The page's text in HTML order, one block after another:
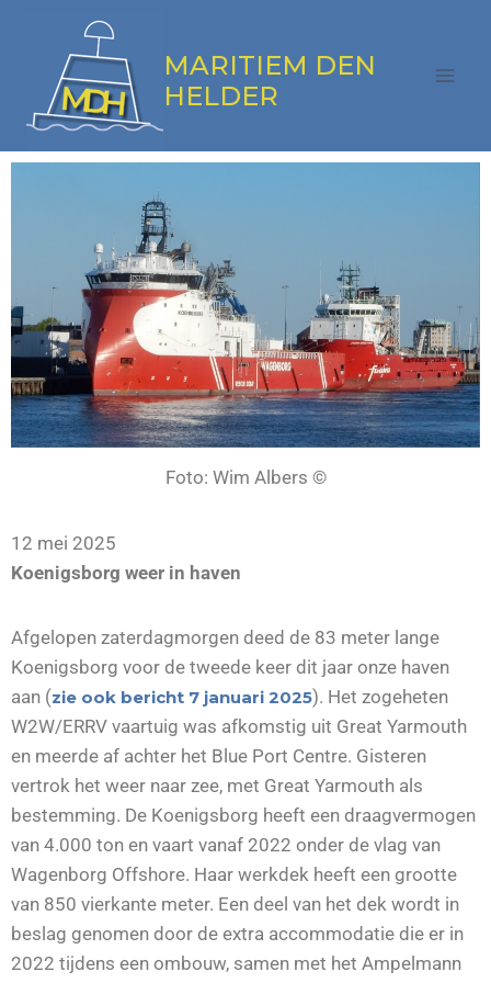
MARITIEM DEN
HELDER
Foto: Wim Albers ©
12 mei 2025
Koenigsborg weer in haven
Afgelopen zaterdagmorgen deed de 83 meter lange
Koenigsborg voor de tweede keer dit jaar onze haven
aan (zie ook bericht 7 januari 2025). Het zogeheten
W2W/ERRV vaartuig was afkomstig uit Great Yarmouth
en meerde af achter het Blue Port Centre. Gisteren
vertrok het weer naar zee, met Great Yarmouth als
bestemming. De Koenigsborg heeft een draagvermogen
van 4.000 ton en vaart vanaf 2022 onder de vlag van
Wagenborg Offshore. Haar werkdek heeft een grootte
van 850 vierkante meter. Een deel van het dek wordt in
beslag genomen door de extra accommodatie die er in
2022 tijdens een ombouw, samen met het Ampelmann